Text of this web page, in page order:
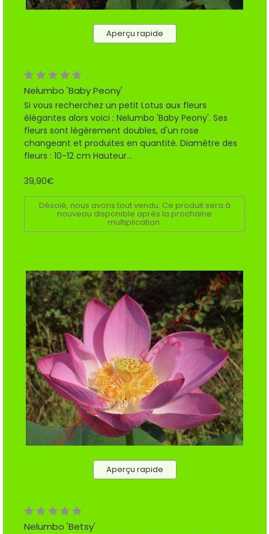
Aperçu rapide
Nelumbo 'Baby Peony'
Si vous recherchez un petit Lotus aux fleurs
élégantes alors voici : Nelumbo 'Baby Peony'. Ses
fleurs sont légèrement doubles, d'un rose
changeant et produites en quantité. Diamètre des
fleurs : 10-12 cm Hauteur...
39,90€
Désolé, nous avons tout vendu. Ce produit sera à
nouveau disponible après la prochaine
multiplication.
Aperçu rapide
Nelumbo 'Betsy'